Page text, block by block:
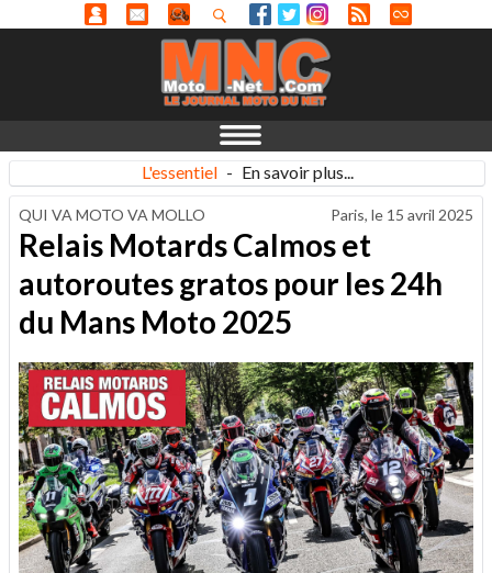
L'essentiel - En savoir plus...
QUI VA MOTO VA MOLLO Paris, le 15 avril 2025
Relais Motards Calmos et
autoroutes gratos pour les 24h
du Mans Moto 2025